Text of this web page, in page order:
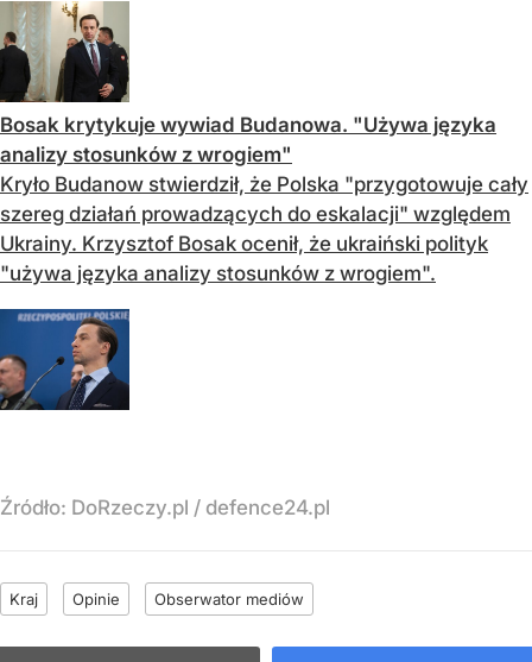
Bosak krytykuje wywiad Budanowa. "Używa języka
analizy stosunków z wrogiem"
Kryło Budanow stwierdził, że Polska "przygotowuje cały
szereg działań prowadzących do eskalacji" względem
Ukrainy. Krzysztof Bosak ocenił, że ukraiński polityk
"używa języka analizy stosunków z wrogiem".
Źródło: DoRzeczy.pl / defence24.pl
Kraj Opinie Obserwator mediów